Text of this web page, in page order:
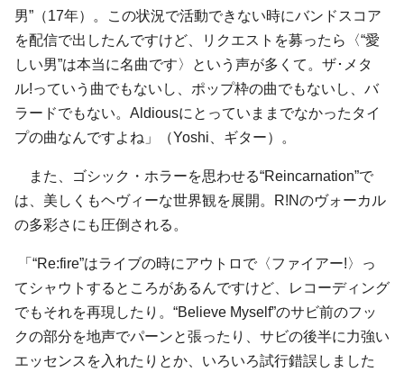
男”（17年）。この状況で活動できない時にバンドスコア
を配信で出したんですけど、リクエストを募ったら〈“愛
しい男”は本当に名曲です〉という声が多くて。ザ･メタ
ル!っていう曲でもないし、ポップ枠の曲でもないし、バ
ラードでもない。Aldiousにとっていままでなかったタイ
プの曲なんですよね」（Yoshi、ギター）。
また、ゴシック・ホラーを思わせる“Reincarnation”で
は、美しくもヘヴィーな世界観を展開。R!Nのヴォーカル
の多彩さにも圧倒される。
「“Re:fire”はライブの時にアウトロで〈ファイアー!〉っ
てシャウトするところがあるんですけど、レコーディング
でもそれを再現したり。“Believe Myself”のサビ前のフッ
クの部分を地声でパーンと張ったり、サビの後半に力強い
エッセンスを入れたりとか、いろいろ試行錯誤しました